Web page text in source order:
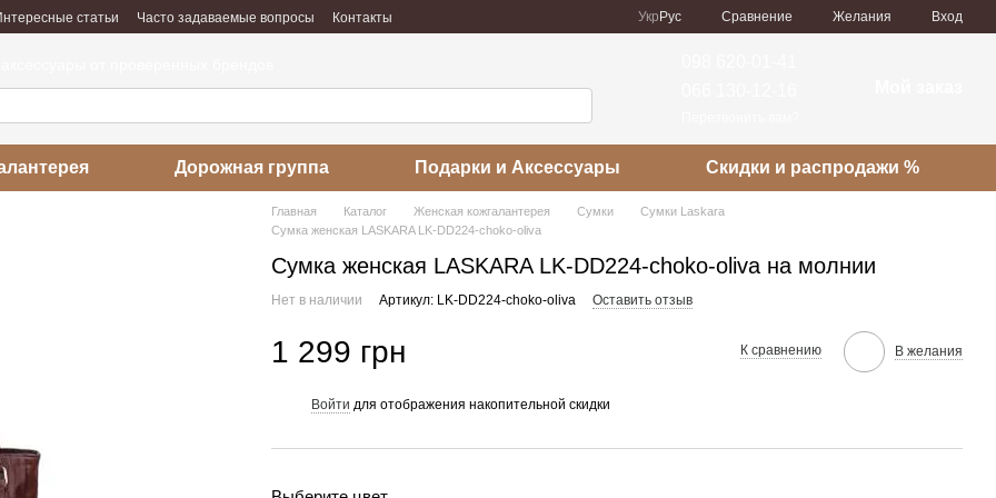
статьи Часто задаваемые вопросы
Контакты
Укр Рус Сравнение Желания Вход
Дорожная группа Подарки и Аксессуары Скидки и распродажи %
Главная Каталог Женская кожгалантерея Сумки
Сумки Laskara
Сумка женская LASKARA LK-DD224-choko-oliva
Сумка женская LASKARA LK-DD224-choko-oliva на молнии
Нет в наличии Артикул: LK-DD224-choko-oliva Оставить отзыв
1 299 грн К сравнению В желания
Войти для отображения накопительной скидки